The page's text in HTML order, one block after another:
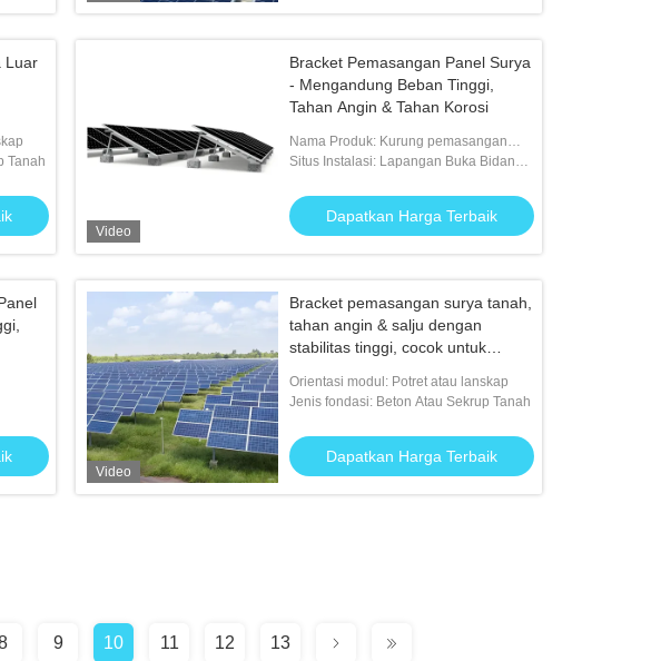
Luar
Tanah
Video
Bracket Pemasangan Panel Surya
- Mengandung Beban Tinggi,
Tahan Angin & Tahan Korosi
Nama Produk: Kurung pemasangan
panel surya
Situs Instalasi: Lapangan Buka Bidang /
Dapatkan Harga Terbaik
Video
Bracket pemasangan surya tanah,
tahan angin & salju dengan
stabilitas tinggi, cocok untuk
Orientasi modul: Potret atau lanskap
Jenis fondasi: Beton Atau Sekrup Tanah
Dapatkan Harga Terbaik
9 10 11 12 13